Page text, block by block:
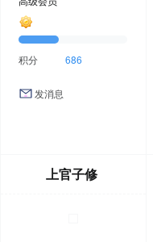
积分 686
发消息
上官子修